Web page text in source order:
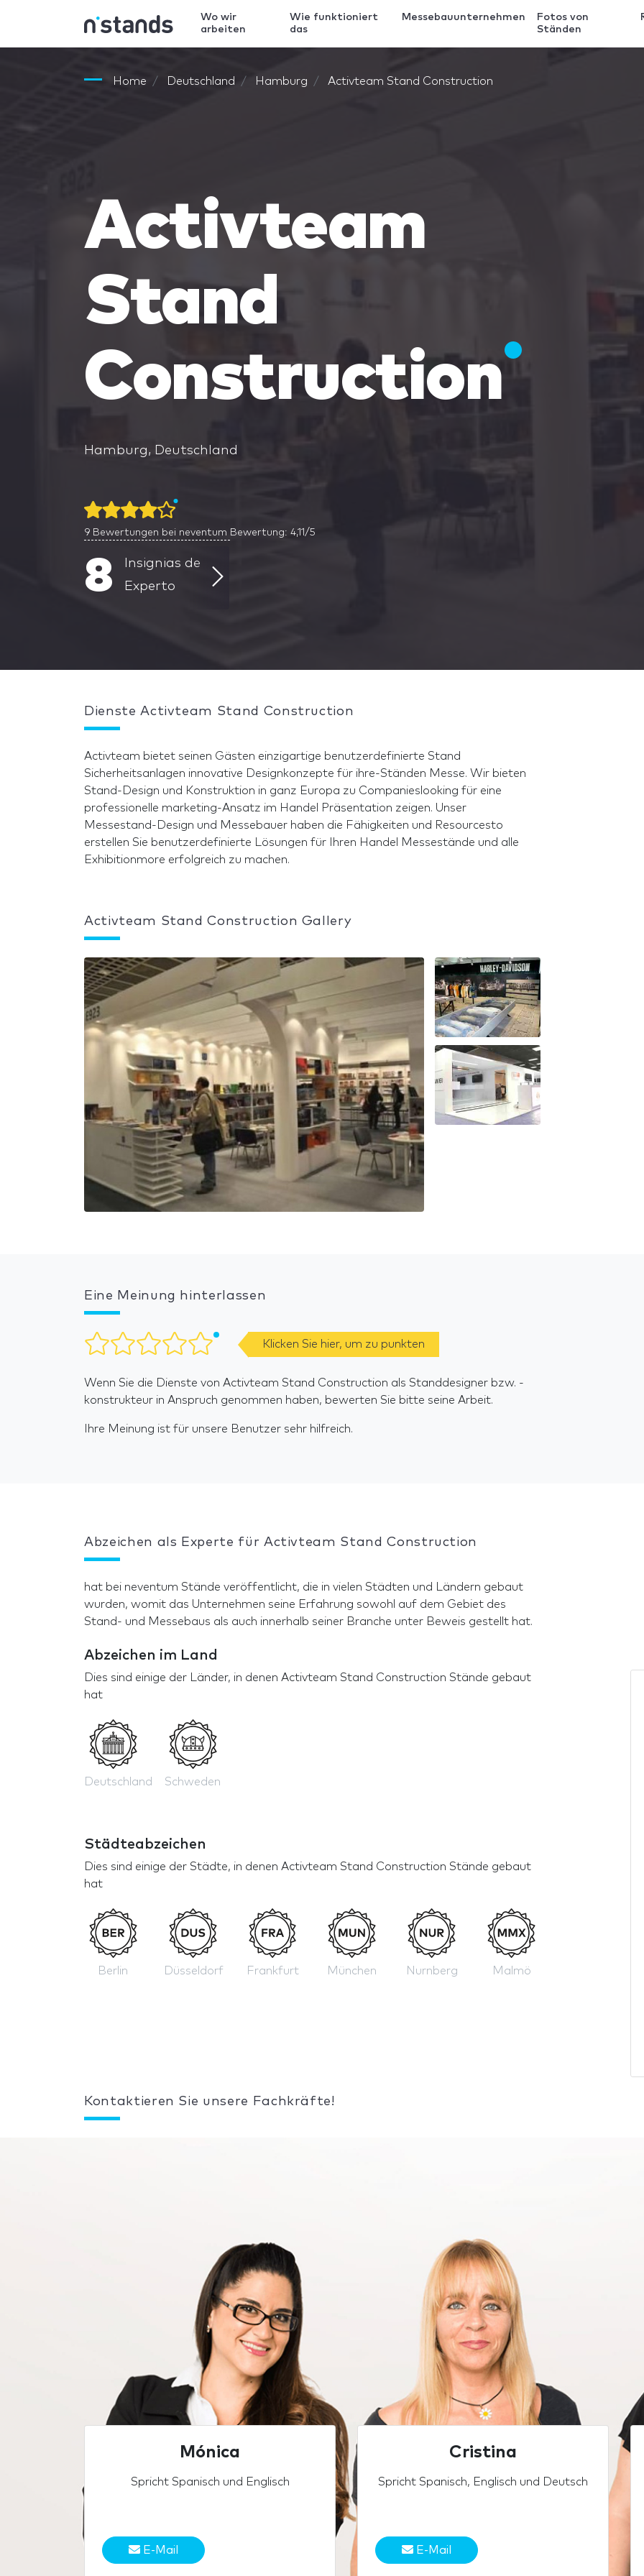
Wo wir
arbeiten
Wie funktioniert
das
Messebauunternehmen
Fotos von
Ständen
Home Deutschland Hamburg Activteam Stand Construction
Activteam
Stand
Construction
Hamburg, Deutschland
9 Bewertungen bei neventum Bewertung: 4,11/5
8
Insignias de
Experto
Dienste Activteam Stand Construction
Activteam bietet seinen Gästen einzigartige benutzerdefinierte Stand
Sicherheitsanlagen innovative Designkonzepte für ihre-Ständen Messe. Wir bieten
Stand-Design und Konstruktion in ganz Europa zu Companieslooking für eine
professionelle marketing-Ansatz im Handel Präsentation zeigen. Unser
Messestand-Design und Messebauer haben die Fähigkeiten und Resourcesto
erstellen Sie benutzerdefinierte Lösungen für Ihren Handel Messestände und alle
Exhibitionmore erfolgreich zu machen.
Activteam Stand Construction Gallery
Eine Meinung hinterlassen
Klicken Sie hier, um zu punkten
Wenn Sie die Dienste von Activteam Stand Construction als Standdesigner bzw. -
konstrukteur in Anspruch genommen haben, bewerten Sie bitte seine Arbeit.
Ihre Meinung ist für unsere Benutzer sehr hilfreich.
Abzeichen als Experte für Activteam Stand Construction
hat bei neventum Stände veröffentlicht, die in vielen Städten und Ländern gebaut
wurden, womit das Unternehmen seine Erfahrung sowohl auf dem Gebiet des
Stand- und Messebaus als auch innerhalb seiner Branche unter Beweis gestellt hat.
Abzeichen im Land
Dies sind einige der Länder, in denen Activteam Stand Construction Stände gebaut
hat
Deutschland Schweden
Städteabzeichen
Dies sind einige der Städte, in denen Activteam Stand Construction Stände gebaut
hat
Berlin Düsseldorf Frankfurt München Nurnberg Malmö
Kontaktieren Sie unsere Fachkräfte!
Mónica
Spricht Spanisch und Englisch
E-Mail
Cristina
Spricht Spanisch, Englisch und Deutsch
E-Mail